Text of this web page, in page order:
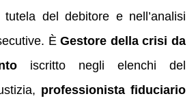
del debitore e nell’analisi
ÈGestore della crisi da
iscritto negli elenchi del
professionista fiduciario